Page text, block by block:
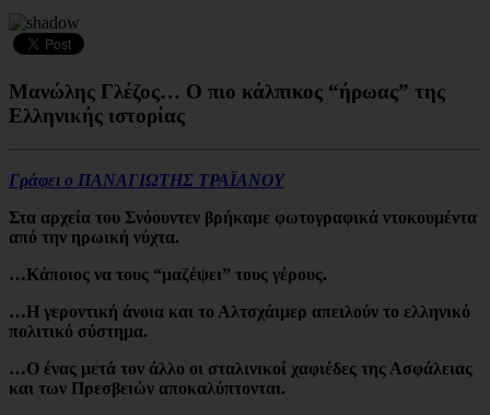
Μανώλης Γλέζος… Ο πιο κάλπικος “ήρωας” της
Ελληνικής ιστορίας
Γράφει ο ΠΑΝΑΓΙΩΤΗΣ ΤΡΑΪΑΝΟΥ
Στα αρχεία του Σνόουντεν βρήκαμε φωτογραφικά ντοκουμέντα
από την ηρωική νύχτα.
…Κάποιος να τους “μαζέψει” τους γέρους.
…Η γεροντική άνοια και το Αλτσχάιμερ απειλούν το ελληνικό
πολιτικό σύστημα.
…Ο ένας μετά τον άλλο οι σταλινικοί χαφιέδες της Ασφάλειας
και των Πρεσβειών αποκαλύπτονται.